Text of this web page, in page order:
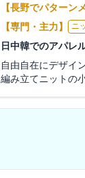
【長野でパターン
【専門・主力】
ニ
日中韓でのアパレ
自由自在にデザイ
編み立てニットの